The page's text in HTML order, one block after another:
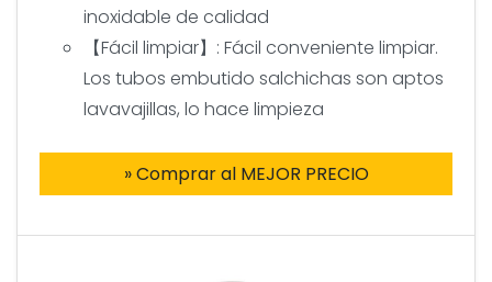
inoxidable de calidad
【Fácil limpiar】: Fácil conveniente limpiar.
Los tubos embutido salchichas son aptos
lavavajillas, lo hace limpieza
» Comprar al MEJOR PRECIO